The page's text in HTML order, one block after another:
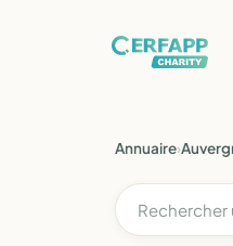
Annuaire›